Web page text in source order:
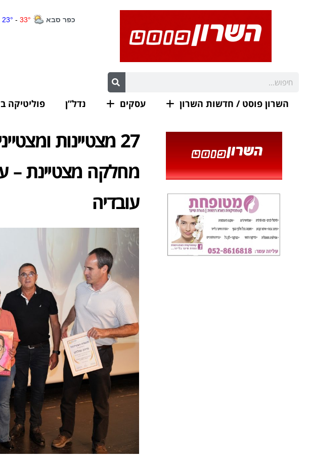
השרון פוסט / חדשות השרון עסקים נדל”ן פוליטיקה
27 מצטיינות
מחלקה מצטיינת –
עובדיה